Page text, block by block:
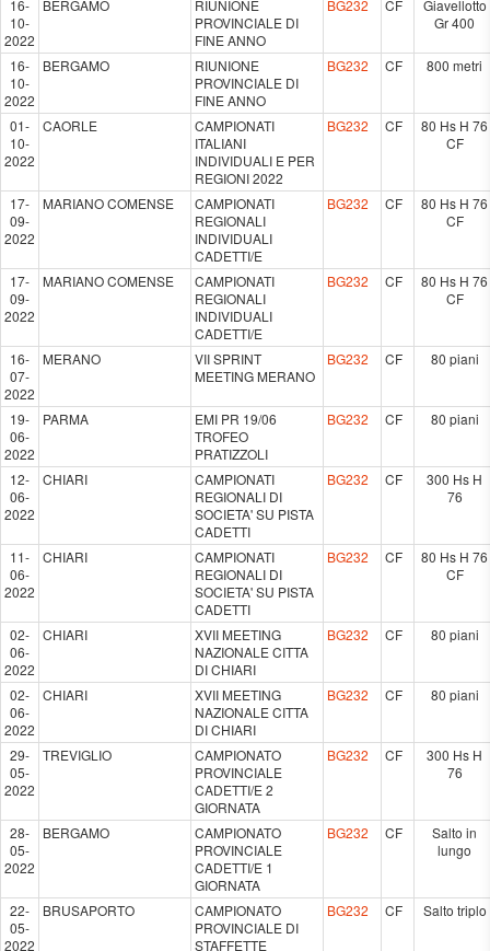
16-
10-
2022
BERGAMO
RIUNIONE
PROVINCIALE DI
FINE ANNO
BG232 CF
Giavellotto
Gr 400
16-
10-
2022
BERGAMO
RIUNIONE
PROVINCIALE DI
FINE ANNO
BG232 CF 800 metri
01-
10-
2022
CAORLE
CAMPIONATI
ITALIANI
INDIVIDUALI E PER
REGIONI 2022
BG232 CF
80 Hs H 76
CF
17-
09-
2022
MARIANO COMENSE
CAMPIONATI
REGIONALI
INDIVIDUALI
CADETTI/E
BG232 CF
80 Hs H 76
CF
17-
09-
2022
MARIANO COMENSE
CAMPIONATI
REGIONALI
INDIVIDUALI
CADETTI/E
BG232 CF
80 Hs H 76
CF
16-
07-
2022
MERANO
VII SPRINT
MEETING MERANO
BG232 CF 80 piani
19-
06-
2022
PARMA
EMI PR 19/06
TROFEO
PRATIZZOLI
BG232 CF 80 piani
12-
06-
2022
CHIARI
CAMPIONATI
REGIONALI DI
SOCIETA' SU PISTA
CADETTI
BG232 CF
300 Hs H
76
11-
06-
2022
CHIARI
CAMPIONATI
REGIONALI DI
SOCIETA' SU PISTA
CADETTI
BG232 CF
80 Hs H 76
CF
02-
06-
2022
CHIARI
XVII MEETING
NAZIONALE CITTA
DI CHIARI
BG232 CF 80 piani
02-
06-
2022
CHIARI
XVII MEETING
NAZIONALE CITTA
DI CHIARI
BG232 CF 80 piani
29-
05-
2022
TREVIGLIO
CAMPIONATO
PROVINCIALE
CADETTI/E 2
GIORNATA
BG232 CF
300 Hs H
76
28-
05-
2022
BERGAMO
CAMPIONATO
PROVINCIALE
CADETTI/E 1
GIORNATA
BG232 CF
Salto in
lungo
22-
05-
2022
BRUSAPORTO
CAMPIONATO
PROVINCIALE DI
STAFFETTE
BG232 CF Salto triplo